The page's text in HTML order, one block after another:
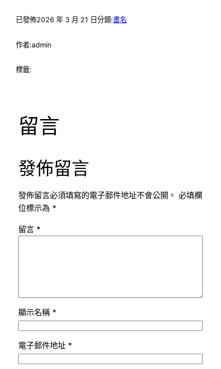
已發佈2026 年 3 月 21 日分類:書名
作者:admin
標籤:
留言
發佈留言
發佈留言必須填寫的電子郵件地址不會公開。 必填欄
位標示為 *
留言 *
顯示名稱 *
電子郵件地址 *